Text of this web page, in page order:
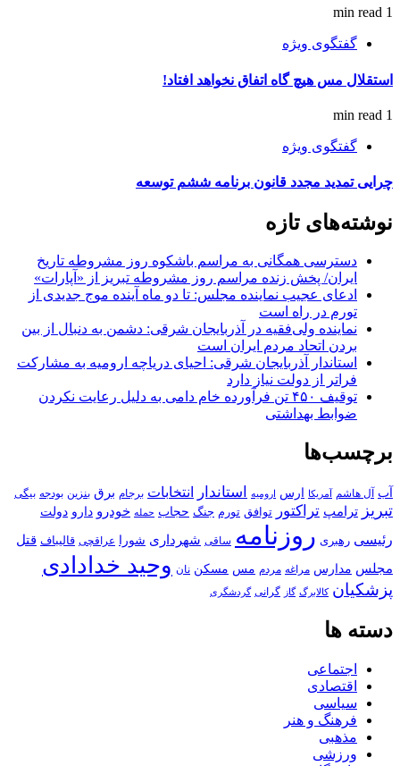
1 min read
گفتگوی ویژه
استقلال مس هیچ گاه اتفاق نخواهد افتاد!
1 min read
گفتگوی ویژه
چرایی تمدید مجدد قانون برنامه ششم توسعه
نوشته‌های تازه
دسترسی همگانی به مراسم باشکوه روز مشروطه تاریخ
ایران/ پخش زنده مراسم روز مشروطه تبریز از «آپارات»
ادعای عجیب نماینده مجلس: تا دو ماه آینده موج جدیدی از
تورم در راه است
نماینده ولی‌فقیه در آذربایجان شرقی: دشمن به دنبال از بین
بردن اتحاد مردم ایران است
استاندار آذربایجان شرقی: احیای دریاچه ارومیه به مشارکت
فراتر از دولت نیاز دارد
توقیف ۴۵۰ تن فرآورده خام دامی به دلیل رعایت نکردن
ضوابط بهداشتی
برچسب‌ها
آب آل هاشم آمریکا ارس ارومیه استاندار انتخابات برجام برق بنزین بودجه بیگی
تبریز ترامپ تراکتور توافق تورم جنگ حجاب حمله خودرو دارو دولت
رئیسی رهبری روزنامه ساقی شهرداری شورا عراقچی قالیباف قتل
مجلس مدارس مراغه مردم مس مسکن نان وحید خدادادی
پزشکیان کالابرگ گاز گرانی گردشگری
دسته ها
اجتماعی
اقتصادی
سیاسی
فرهنگ و هنر
مذهبی
ورزشی